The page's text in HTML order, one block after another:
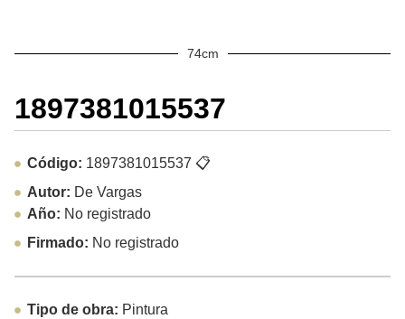
74cm
1897381015537
Código: 1897381015537 📋
Autor: De Vargas
Año: No registrado
Firmado: No registrado
Tipo de obra: Pintura